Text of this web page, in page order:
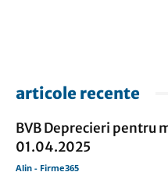
articole recente
BVB Deprecieri pentru
01.04.2025
Alin - Firme365